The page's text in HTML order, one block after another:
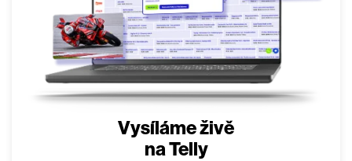
Vysíláme živě
na Telly